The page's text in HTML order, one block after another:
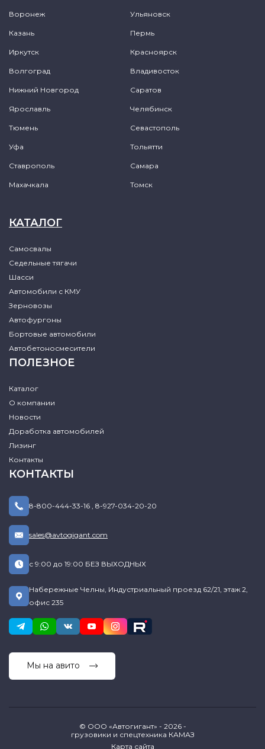
Воронеж Ульяновск
Казань Пермь
Иркутск Красноярск
Волгоград Владивосток
Нижний Новгород Саратов
Ярославль Челябинск
Тюмень Севастополь
Уфа Тольятти
Ставрополь Самара
Махачкала Томск
КАТАЛОГ
Самосвалы
Седельные тягачи
Шасси
Автомобили с КМУ
Зерновозы
Автофургоны
Бортовые автомобили
Автобетоносмесители
ПОЛЕЗНОЕ
Каталог
О компании
Новости
Доработка автомобилей
Лизинг
Контакты
КОНТАКТЫ
8-800-444-33-16 8-927-034-20-20
sales@avtogigant.com
с 9:00 до 19:00 БЕЗ ВЫХОДНЫХ
Набережные Челны, Индустриальный проезд 62/21, этаж 2,
офис 235
Мы на авито
© ООО «Автогигант» - 2026 -
грузовики и спецтехника КАМАЗ
Карта сайта